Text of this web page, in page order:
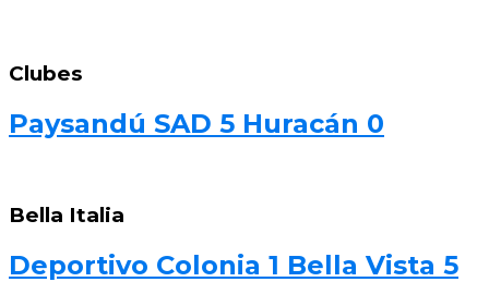
Clubes
Paysandú SAD 5 Huracán 0
Bella Italia
Deportivo Colonia 1 Bella Vista 5